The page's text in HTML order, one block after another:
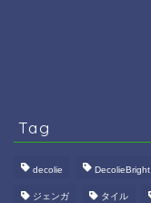
Tag
decolie DecolieBright
ジェンガ タイル